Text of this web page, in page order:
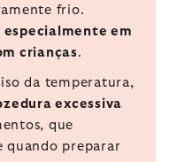
frio.
especialmente em
crianças.
da temperatura,
excessiva
que
quando preparar